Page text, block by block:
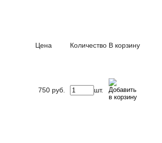
Цена Количество В корзину
750 руб. шт.